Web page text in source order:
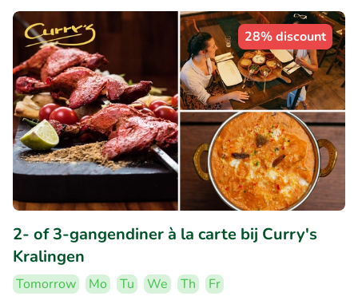
28% discount
2- of 3-gangendiner à la carte bij Curry's
Kralingen
Tomorrow Mo Tu We Th
Fr